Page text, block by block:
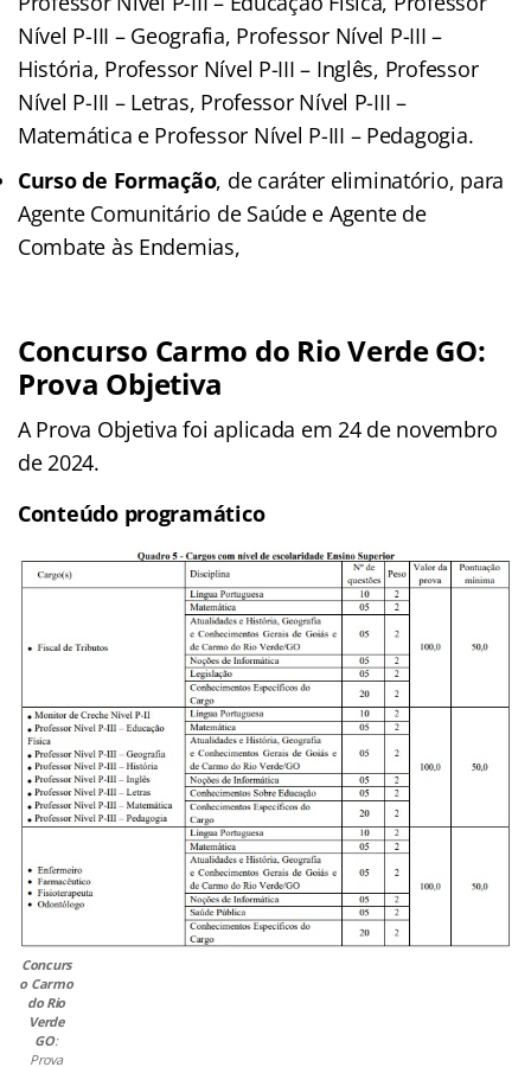
Nível P-III – Geografia, Professor Nível P-III –
História, Professor Nível P-III – Inglês, Professor
Nível P-III – Letras, Professor Nível P-III –
Matemática e Professor Nível P-III – Pedagogia.
Curso de Formação, de caráter eliminatório, para
Agente Comunitário de Saúde e Agente de
Combate às Endemias,
Concurso Carmo do Rio Verde GO:
Prova Objetiva
A Prova Objetiva foi aplicada em 24 de novembro
de 2024.
Conteúdo programático
Concurs
o Carmo
do Rio
Verde
GO:
Prova